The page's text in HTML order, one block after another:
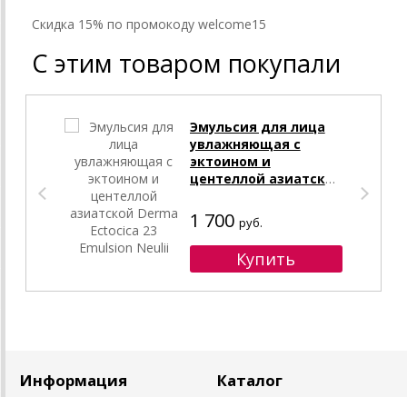
Cкидка 15% по промокоду welcome15
С этим товаром покупали
Эмульсия для лица
увлажняющая с
эктоином и
центеллой азиатской
Emulsion Neulii
1 700 руб.
Информация Каталог